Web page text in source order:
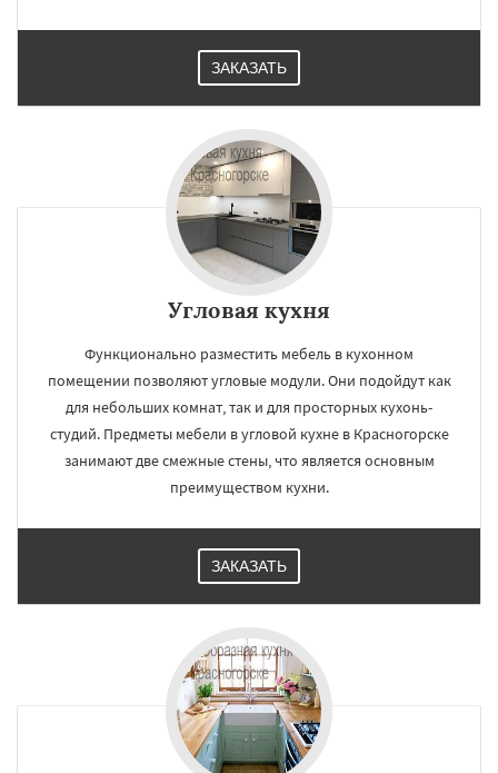
ЗАКАЗАТЬ
Угловая кухня
Функционально разместить мебель в кухонном
помещении позволяют угловые модули. Они подойдут как
для небольших комнат, так и для просторных кухонь-
студий. Предметы мебели в угловой кухне в Красногорске
занимают две смежные стены, что является основным
преимуществом кухни.
ЗАКАЗАТЬ